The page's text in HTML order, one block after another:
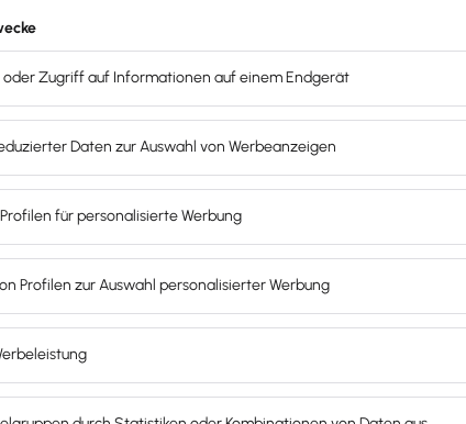
Lexware deine Geschäftsidee ausführlich, um
oder Produkte
klar und verständlich
du diese direkt hochladen. Auch dein Firmenlogo
und Kenntnisse sowie Rollen im
oder Anteile an deinem Unternehmen besitzen) und